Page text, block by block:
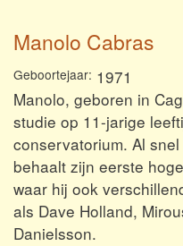
Manolo Cabras
Geboortejaar 1971
Manolo, geboren in
studie op 11-jarige
conservatorium. Al
behaalt zijn eerste
waar hij ook
als Dave Holland,
Danielsson.